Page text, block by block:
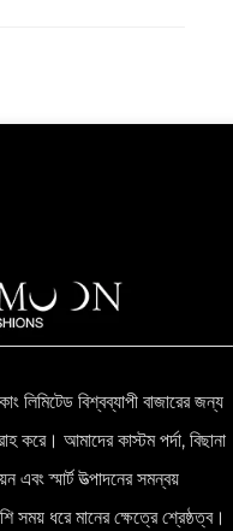
লিমিটেড বিশ্বব্যাপী বাজারের জন্য
করে। আমাদের কাস্টম পর্দা, বিছানা
স্মার্ট উত্পাদনের সমন্বয়
সময় ধরে মানের ক্ষেত্রে শ্রেষ্ঠত্ব।